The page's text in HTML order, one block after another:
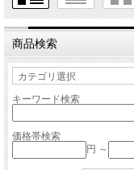
商品検索
キーワード検索
価格帯検索
円 ～